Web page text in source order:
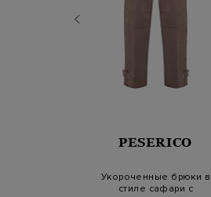
PESERICO
Укороченные брюки в
стиле сафари с